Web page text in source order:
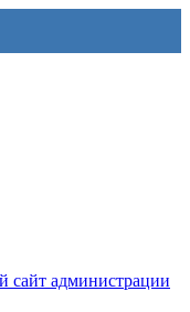
сайт администрации